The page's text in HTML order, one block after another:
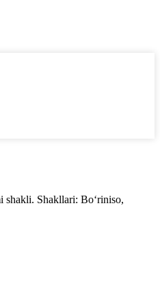
shakli. Shakllari: Bo‘riniso,